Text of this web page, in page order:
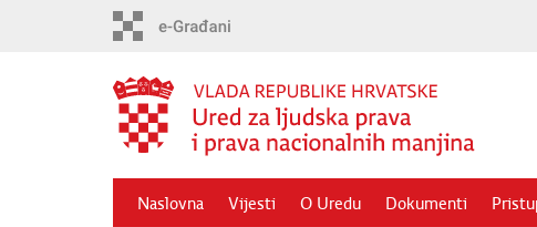
Naslovna Vijesti O Uredu Dokumenti